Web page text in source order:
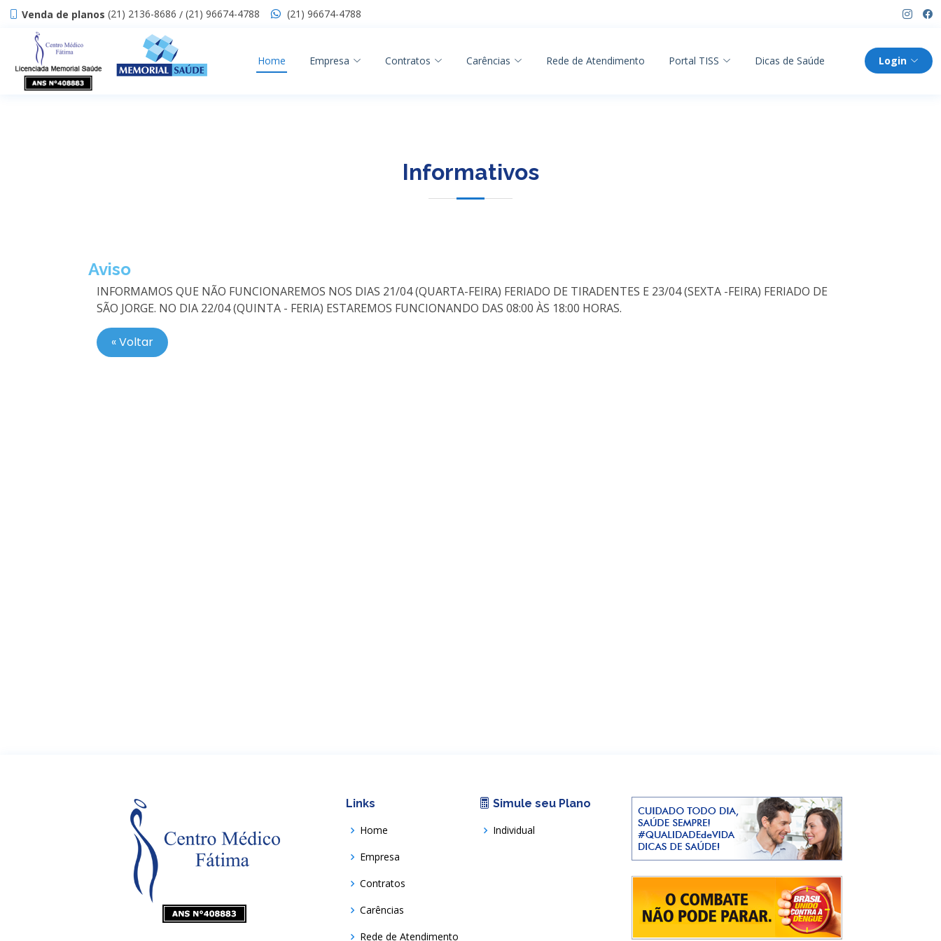
Venda de planos (21) 2136-8686 / (21) 96674-4788 (21) 96674-4788
Home Empresa Contratos Carências Rede de Atendimento Portal TISS Dicas de Saúde Login
Informativos
Aviso
INFORMAMOS QUE NÃO FUNCIONAREMOS NOS DIAS 21/04 (QUARTA-FEIRA) FERIADO DE TIRADENTES E 23/04 (SEXTA -FEIRA) FERIADO DE
SÃO JORGE. NO DIA 22/04 (QUINTA - FERIA) ESTAREMOS FUNCIONANDO DAS 08:00 ÀS 18:00 HORAS.
Links
Home
Empresa
Contratos
Carências
Rede de Atendimento
Simule seu Plano
Individual